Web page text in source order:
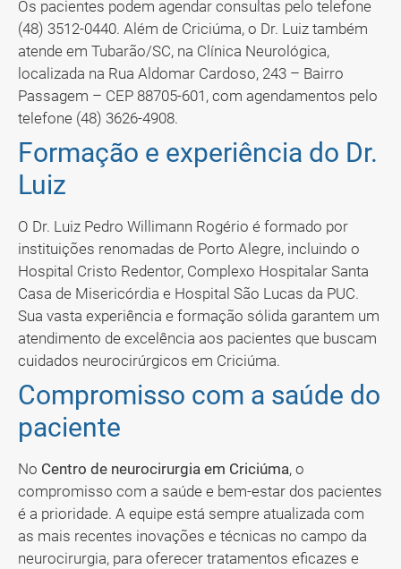
Os pacientes podem agendar consultas pelo telefone
(48) 3512-0440. Além de Criciúma, o Dr. Luiz também
atende em Tubarão/SC, na Clínica Neurológica,
localizada na Rua Aldomar Cardoso, 243 – Bairro
Passagem – CEP 88705-601, com agendamentos pelo
telefone (48) 3626-4908.
Formação e experiência do Dr.
Luiz
O Dr. Luiz Pedro Willimann Rogério é formado por
instituições renomadas de Porto Alegre, incluindo o
Hospital Cristo Redentor, Complexo Hospitalar Santa
Casa de Misericórdia e Hospital São Lucas da PUC.
Sua vasta experiência e formação sólida garantem um
atendimento de excelência aos pacientes que buscam
cuidados neurocirúrgicos em Criciúma.
Compromisso com a saúde do
paciente
No Centro de neurocirurgia em Criciúma, o
compromisso com a saúde e bem-estar dos pacientes
é a prioridade. A equipe está sempre atualizada com
as mais recentes inovações e técnicas no campo da
neurocirurgia, para oferecer tratamentos eficazes e